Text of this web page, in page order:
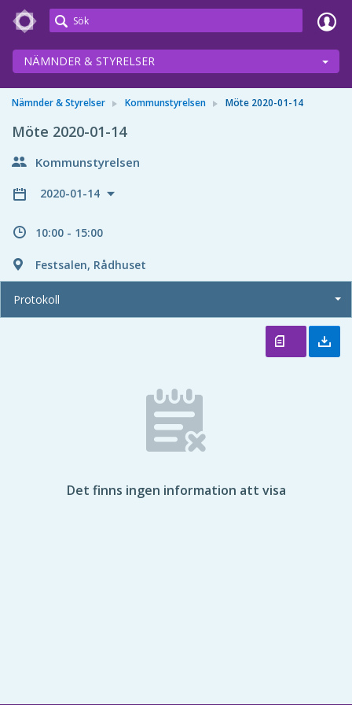
Meetings+
NÄMNDER & STYRELSER
Nämnder & Styrelser Kommunstyrelsen Möte 2020-01-14
Möte 2020-01-14
Kommunstyrelsen
2020-01-14
10:00 - 15:00
Festsalen, Rådhuset
Protokoll
Det finns ingen information att visa